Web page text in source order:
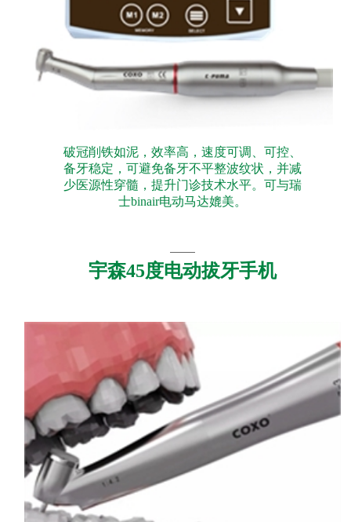
破冠削铁如泥，效率高，速度可调、可控、
备牙稳定，可避免备牙不平整波纹状，并减
少医源性穿髓，提升门诊技术水平。可与瑞
士binair电动马达媲美。
宇森45度电动拔牙手机